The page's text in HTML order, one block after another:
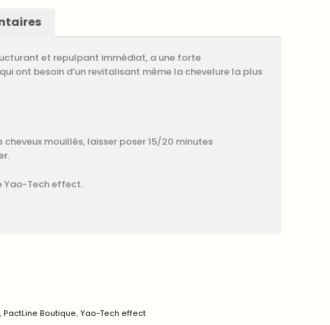
et repulpant immédiat, a une forte
ont besoin d’un revitalisant même la chevelure la plus
mouillés, laisser poser 15/20 minutes
Yao-Tech effect.
, PactLine Boutique,Yao-Tech effect